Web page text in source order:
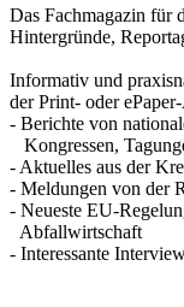
Das Fachmagazin für
Hintergründe,
Informativ und
der Print- oder
- Berichte von
Kongressen,
- Aktuelles aus der
- Meldungen von der
- Neueste EU-
Abfallwirtschaft
- Interessante